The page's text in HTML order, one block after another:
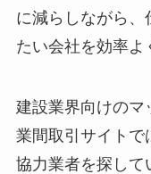
に減らしながら、
たい会社を効率よ
建設業界向けのマ
業間取引サイトで
協力業者を探して